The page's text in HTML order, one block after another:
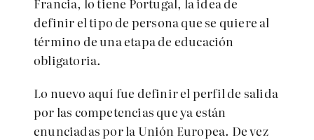
definir el tipo de persona que se quiere al
término de una etapa de educación
obligatoria.
Lo nuevo aquí fue definir el perfil de salida
por las competencias que ya están
enunciadas por la Unión Europea. De vez